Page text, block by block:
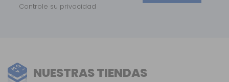
Controle su privacidad
NUESTRAS TIENDAS